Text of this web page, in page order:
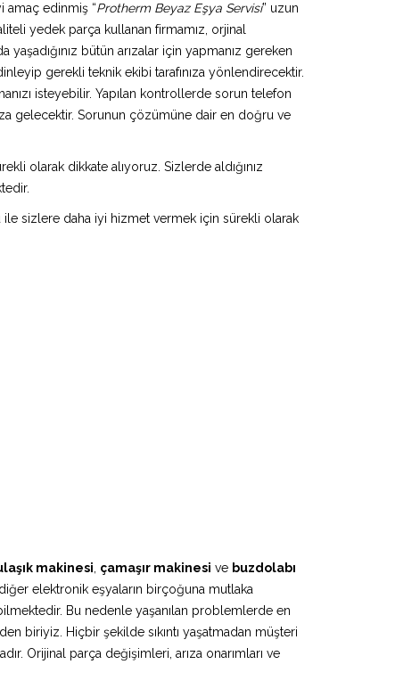
amaç edinmiş “Protherm Beyaz Eşya Servisi” uzun
yedek parça kullanan firmamız, orjinal
yaşadığınız bütün arızalar için yapmanız gereken
gerekli teknik ekibi tarafınıza yönlendirecektir.
isteyebilir. Yapılan kontrollerde sorun telefon
gelecektir. Sorunun çözümüne dair en doğru ve
olarak dikkate alıyoruz. Sizlerde aldığınız
sizlere daha iyi hizmet vermek için sürekli olarak
makinesi çamaşır makinesi ve buzdolabı
elektronik eşyaların birçoğuna mutlaka
Bu nedenle yaşanılan problemlerde en
biriyiz. Hiçbir şekilde sıkıntı yaşatmadan müşteri
Orijinal parça değişimleri, arıza onarımları ve